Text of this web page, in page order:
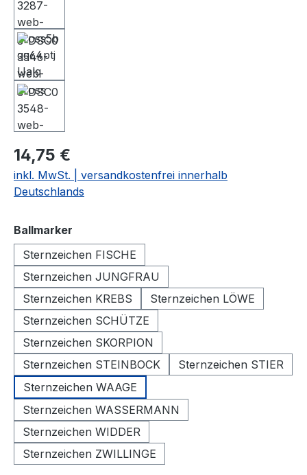
14,75 €
inkl. MwSt. | versandkostenfrei innerhalb
Deutschlands
Ballmarker
Sternzeichen FISCHE
Sternzeichen JUNGFRAU
Sternzeichen KREBS
Sternzeichen LÖWE
Sternzeichen SCHÜTZE
Sternzeichen SKORPION
Sternzeichen STEINBOCK
Sternzeichen STIER
Sternzeichen WAAGE
Sternzeichen WASSERMANN
Sternzeichen WIDDER
Sternzeichen ZWILLINGE